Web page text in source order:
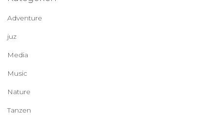
Adventure
juz
Media
Music
Nature
Tanzen